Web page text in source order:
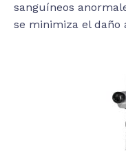
sanguíneos
se minimiza el daño